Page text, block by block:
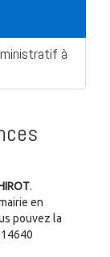
à
.
en
pouvez la